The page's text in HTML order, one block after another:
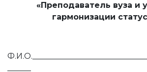
«Преподаватель вуза и
гармонизации